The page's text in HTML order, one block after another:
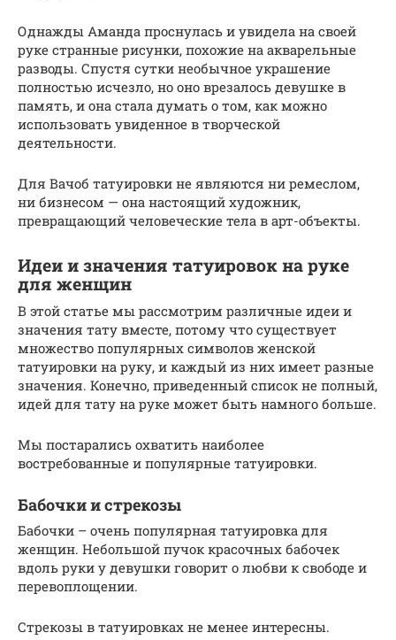
Однажды Аманда проснулась и увидела на своей
руке странные рисунки, похожие на акварельные
разводы. Спустя сутки необычное украшение
полностью исчезло, но оно врезалось девушке в
память, и она стала думать о том, как можно
использовать увиденное в творческой
деятельности.
Для Вачоб татуировки не являются ни ремеслом,
ни бизнесом — она настоящий художник,
превращающий человеческие тела в арт-объекты.
Идеи и значения татуировок на руке
для женщин
В этой статье мы рассмотрим различные идеи и
значения тату вместе, потому что существует
множество популярных символов женской
татуировки на руку, и каждый из них имеет разные
значения. Конечно, приведенный список не полный,
идей для тату на руке может быть намного больше.
Мы постарались охватить наиболее
востребованные и популярные татуировки.
Бабочки и стрекозы
Бабочки – очень популярная татуировка для
женщин. Небольшой пучок красочных бабочек
вдоль руки у девушки говорит о любви к свободе и
перевоплощении.
Стрекозы в татуировках не менее интересны.